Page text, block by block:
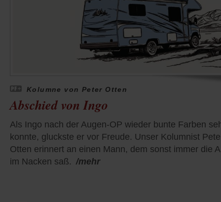
Kolumne von Peter Otten
Abschied von Ingo
Als Ingo nach der Augen-OP wieder bunte Farben
konnte, gluckste er vor Freude. Unser Kolumnist
Otten erinnert an einen Mann, dem sonst immer die
im Nacken saß. /mehr